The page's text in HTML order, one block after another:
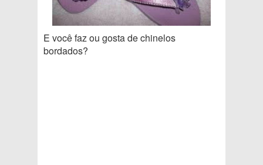
E você faz ou gosta de chinelos
bordados?